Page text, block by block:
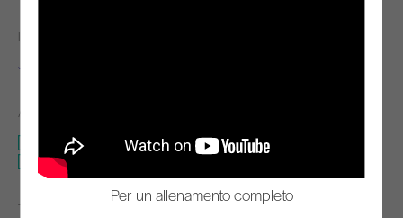
Per un allenamento completo
INSEGNANTE
Jay Grimes
ATTREZZATURA NECESSARIA
Studio intero
Tensimetro del collo
TROVA CLASSI SIMILI PER